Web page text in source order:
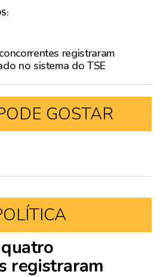
registraram
no sistema do TSE
GOSTAR
registraram